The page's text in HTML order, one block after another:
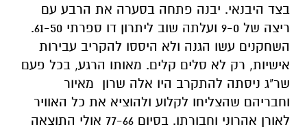
בצד היבנאי. יבנה פתחה בסערה את הרבע עם
ריצה של 9-0 ועלתה שוב ליתרון דו ספרתי 61-50.
השחקנים עשו הגנה ולא היססו להקריב עבירות
אישיות, רק לא סלים קלים. מאותו הרגע, בכל פעם
שר"ג ניסתה להתקרב היו אלה שרון מאיור
וחבריהם שהצליחו לקלוע ולהוציא את כל האוויר
לאורן אהרוני וחבורתו. בסיום 77-66 אולי התוצאה